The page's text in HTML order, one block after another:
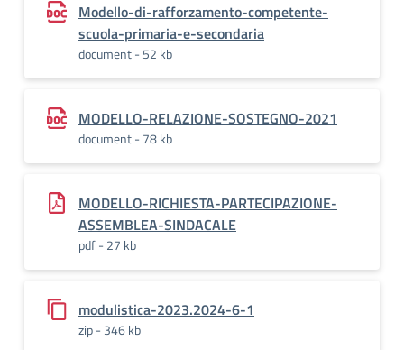
Modello-di-rafforzamento-competente-
scuola-primaria-e-secondaria
document - 52 kb
MODELLO-RELAZIONE-SOSTEGNO-2021
document - 78 kb
MODELLO-RICHIESTA-PARTECIPAZIONE-
ASSEMBLEA-SINDACALE
pdf - 27 kb
modulistica-2023.2024-6-1
zip - 346 kb